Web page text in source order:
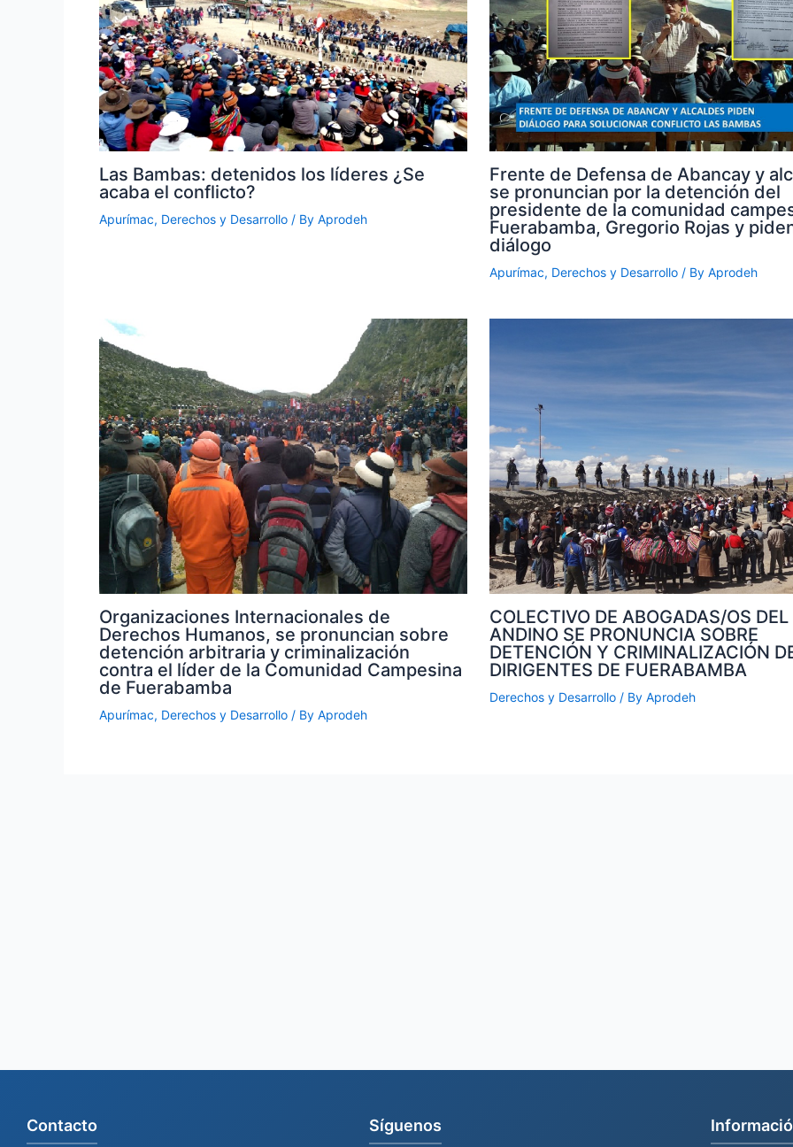
Las Bambas: detenidos los líderes ¿Se
acaba el conflicto?
Apurímac, Derechos y Desarrollo / By Aprodeh
Frente de Defensa de Abancay y
se pronuncian por la detención del
presidente de la comunidad
Fuerabamba, Gregorio Rojas y
diálogo
Apurímac, Derechos y Desarrollo/ By Aprodeh
Organizaciones Internacionales de
Derechos Humanos, se pronuncian sobre
detención arbitraria y criminalización
contra el líder de la Comunidad Campesina
de Fuerabamba
Apurímac, Derechos y Desarrollo / By Aprodeh
COLECTIVO DE ABOGADAS/OS DEL
ANDINO SE PRONUNCIA SOBRE
DETENCIÓN Y CRIMINALIZACIÓN
DIRIGENTES DE FUERABAMBA
Derechos y Desarrollo/ By Aprodeh
Contacto Síguenos